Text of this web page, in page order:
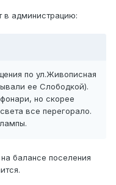
в администрацию:
по ул.Живописная
ее Слободкой).
но скорее
все перегорало.
балансе поселения